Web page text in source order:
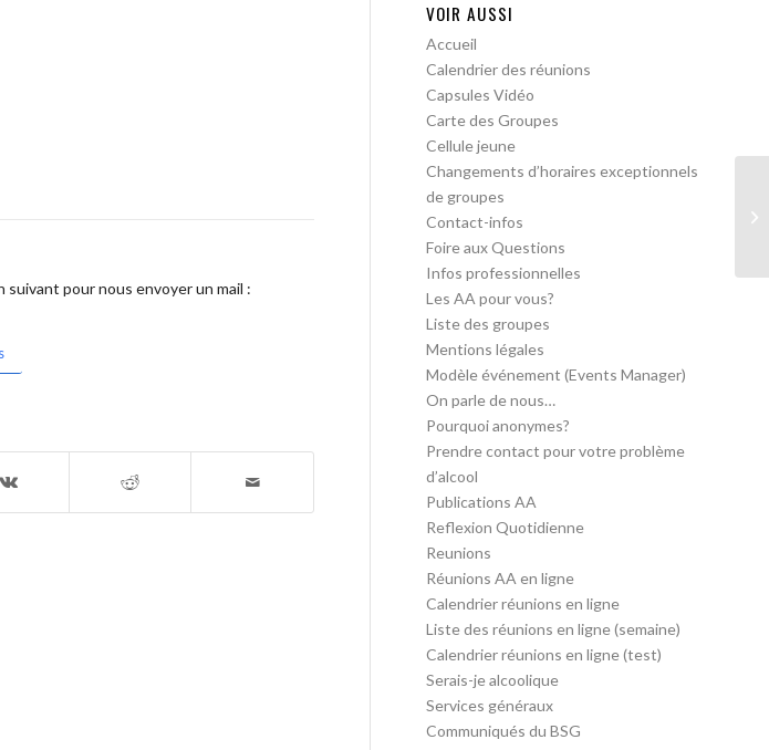
pour nous envoyer un mail :
VOIR AUSSI
Accueil
Calendrier des réunions
Capsules Vidéo
Carte des Groupes
Cellule jeune
Changements d’horaires exceptionnels
de groupes
Contact-infos
Foire aux Questions
Infos professionnelles
Les AA pour vous?
Liste des groupes
Mentions légales
Modèle événement (Events Manager)
On parle de nous…
Pourquoi anonymes?
Prendre contact pour votre problème
d’alcool
Publications AA
Reflexion Quotidienne
Reunions
Réunions AA en ligne
Calendrier réunions en ligne
Liste des réunions en ligne (semaine)
Calendrier réunions en ligne (test)
Serais-je alcoolique
Services généraux
Communiqués du BSG